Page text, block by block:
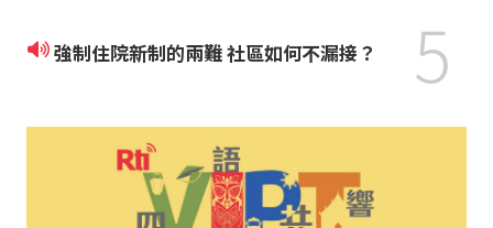
強制住院新制的兩難 社區如何不漏接？ 5